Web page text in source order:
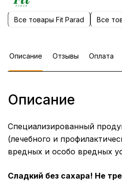
Все товары Fit Parad Все
Описание Отзывы Оплата
Описание
Специализированный
(лечебного и
вредных и особо вредных
Сладкий без сахара! Не